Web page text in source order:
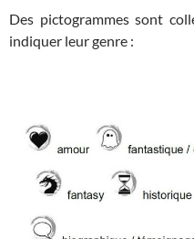
Des pictogrammes sont
indiquer leur genre :